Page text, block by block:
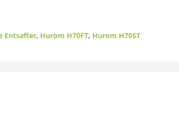
Entsafter, Hurom H70FT, Hurom H70ST